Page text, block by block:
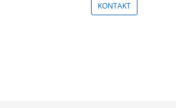
KONTAKT